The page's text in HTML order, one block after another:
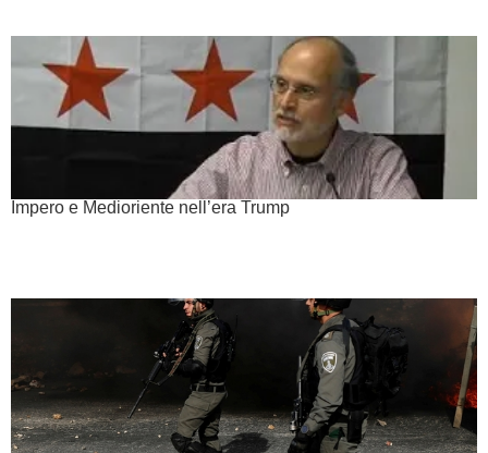
Impero e Medioriente nell’era Trump